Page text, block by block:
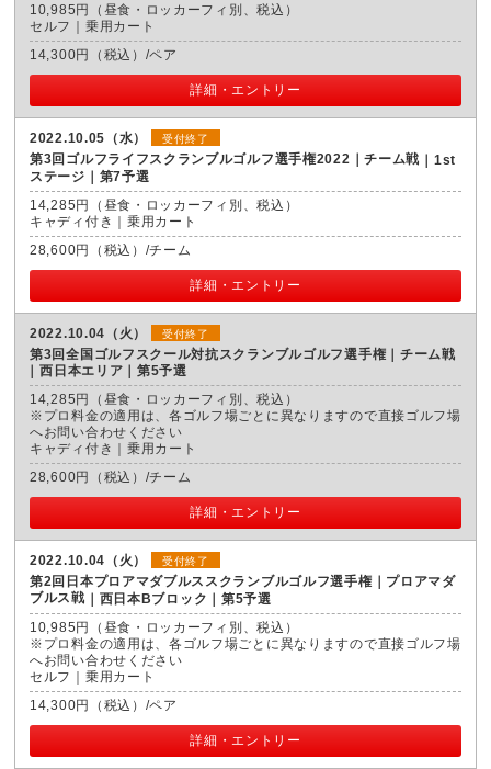
10,985円（昼食・ロッカーフィ別、税込）
セルフ｜乗用カート
14,300円（税込）/ペア
詳細・エントリー
2022.10.05（水） 受付終了
第3回ゴルフライフスクランブルゴルフ選手権2022｜チーム戦
1st
ステージ｜第7予選
14,285円（昼食・ロッカーフィ別、税込）
キャディ付き｜乗用カート
28,600円（税込）/チーム
詳細・エントリー
2022.10.04（火） 受付終了
第3回全国ゴルフスクール対抗スクランブルゴルフ選手権｜チーム戦
西日本エリア｜第5予選
14,285円（昼食・ロッカーフィ別、税込）
※プロ料金の適用は、各ゴルフ場ごとに異なりますので直接ゴルフ場
へお問い合わせください
キャディ付き｜乗用カート
28,600円（税込）/チーム
詳細・エントリー
2022.10.04（火） 受付終了
第2回日本プロアマダブルススクランブルゴルフ選手権｜プロアマダ
ブルス戦
西日本Bブロック｜第5予選
10,985円（昼食・ロッカーフィ別、税込）
※プロ料金の適用は、各ゴルフ場ごとに異なりますので直接ゴルフ場
へお問い合わせください
セルフ｜乗用カート
14,300円（税込）/ペア
詳細・エントリー